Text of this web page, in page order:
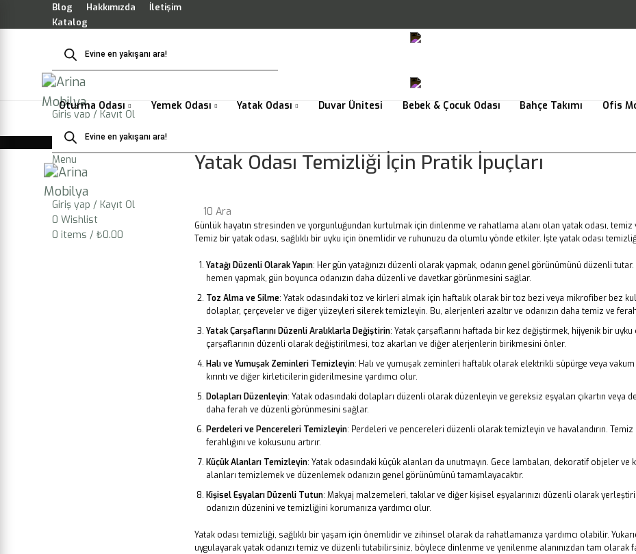
Blog Hakkımızda
İletişim
Katalog
Arina Koleksiyonu
İndirim Köşesi
search
Giriş yap / Kayıt Ol
Wishlist
items
0.00
Menu
Giriş yap / Kayıt Ol
0 Wishlist
0 items / ₺0.00
Oturma Odası Yemek Odası Yatak Odası Duvar Ünitesi Bebek & Çocuk Odası Bahçe Takımı Ofis
Products
search
HOME BLOG
Yatak Odası Temizliği İçin Pratik İpuçları
10 Ara
Günlük hayatın stresinden ve yorgunluğundan kurtulmak için dinlenme ve rahatlama alanı olan yatak odası, temiz
Temiz bir yatak odası, sağlıklı bir uyku için önemlidir ve ruhunuzu da olumlu yönde etkiler. İşte yatak odası
Yatağı Düzenli Olarak Yapın: Her gün yatağınızı düzenli olarak yapmak, odanın genel görünümünü düzenli tutar.
hemen yapmak, gün boyunca odanızın daha düzenli ve davetkar görünmesini sağlar.
Toz Alma ve Silme: Yatak odasındaki toz ve kirleri almak için haftalık olarak bir toz bezi veya mikrofiber bez
dolaplar, çerçeveler ve diğer yüzeyleri silerek temizleyin. Bu, alerjenleri azaltır ve odanızın daha temiz ve
Yatak Çarşaflarını Düzenli Aralıklarla Değiştirin: Yatak çarşaflarını haftada bir kez değiştirmek, hijyenik bir uyku
çarşaflarının düzenli olarak değiştirilmesi, toz akarları ve diğer alerjenlerin birikmesini önler.
Halı ve Yumuşak Zeminleri Temizleyin: Halı ve yumuşak zeminleri haftalık olarak elektrikli süpürge veya
kırıntı ve diğer kirleticilerin giderilmesine yardımcı olur.
Dolapları Düzenleyin: Yatak odasındaki dolapları düzenli olarak düzenleyin ve gereksiz eşyaları çıkartın veya
daha ferah ve düzenli görünmesini sağlar.
Perdeleri ve Pencereleri Temizleyin: Perdeleri ve pencereleri düzenli olarak temizleyin ve havalandırın. Temiz
ferahlığını ve kokusunu artırır.
Küçük Alanları Temizleyin: Yatak odasındaki küçük alanları da unutmayın. Gece lambaları, dekoratif objeler ve
alanları temizlemek ve düzenlemek odanızın genel görünümünü tamamlayacaktır.
Kişisel Eşyaları Düzenli Tutun: Makyaj malzemeleri, takılar ve diğer kişisel eşyalarınızı düzenli olarak
odanızın düzenini ve temizliğini korumanıza yardımcı olur.
Yatak odası temizliği, sağlıklı bir yaşam için önemlidir ve zihinsel olarak da rahatlamanıza yardımcı olabilir.
uygulayarak yatak odanızı temiz ve düzenli tutabilirsiniz, böylece dinlenme ve yenilenme alanınızdan tam olarak